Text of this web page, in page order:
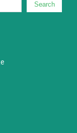
Search